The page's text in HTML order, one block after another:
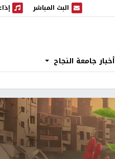
البث المباشر
البث المباشر إذاعة
أخبار جامعة النجاح